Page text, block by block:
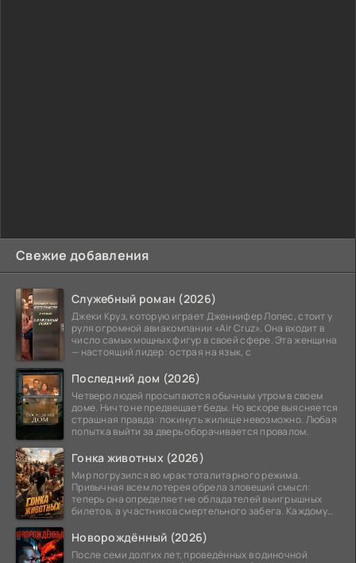
Свежие добавления
Служебный роман (2026)
Джеки Круз, которую играет Дженнифер Лопес, стоит у
руля огромной авиакомпании «Air Cruz». Она входит в
число самых мощных фигур в своей сфере. Эта женщина
— настоящий лидер: острая на язык, с
Последний дом (2026)
Четверо людей просыпаются обычным утром в своем
доме. Ничто не предвещает беды. Но вскоре выясняется
страшная правда: покинуть жилище невозможно. Любая
попытка выйти за дверь оборачивается провалом.
Гонка животных (2026)
Мир погрузился во мрак тоталитарного режима.
Привычная всем лотерея обрела зловещий смысл:
теперь она определяет не обладателей выигрышных
билетов, а участников смертельного забега. Каждому
Новорождённый (2026)
После семи долгих лет, проведённых в одиночной